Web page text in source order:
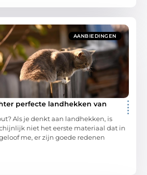
AANBIEDINGEN
perfecte landhekken van
Als je denkt aan landhekken, is
niet het eerste materiaal dat in
me, er zijn goede redenen